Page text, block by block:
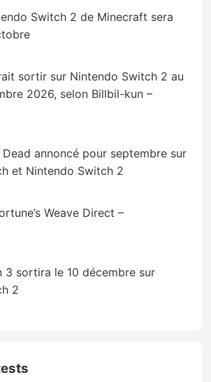
Switch 2 de Minecraft sera
sortir sur Nintendo Switch 2 au
2026, selon Billbil-kun –
Dead annoncé pour septembre sur
et Nintendo Switch 2
Weave Direct –
3 sortira le 10 décembre sur
2